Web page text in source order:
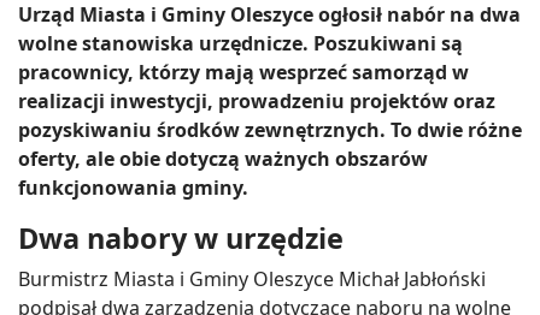
Urząd Miasta i Gminy Oleszyce ogłosił nabór na dwa
wolne stanowiska urzędnicze. Poszukiwani są
pracownicy, którzy mają wesprzeć samorząd w
realizacji inwestycji, prowadzeniu projektów oraz
pozyskiwaniu środków zewnętrznych. To dwie różne
oferty, ale obie dotyczą ważnych obszarów
funkcjonowania gminy.
Dwa nabory w urzędzie
Burmistrz Miasta i Gminy Oleszyce Michał Jabłoński
podpisał dwa zarządzenia dotyczące naboru na wolne